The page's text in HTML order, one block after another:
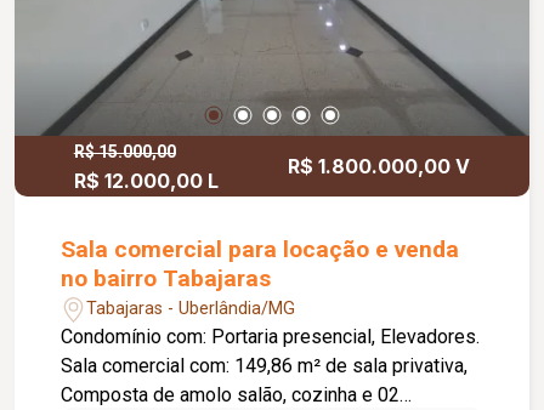
R$ 15.000,00
R$ 12.000,00 L
R$ 1.800.000,00 V
Sala comercial para locação e venda
no bairro Tabajaras
Tabajaras - Uberlândia/MG
Condomínio com: Portaria presencial, Elevadores.
Sala comercial com: 149,86 m² de sala privativa,
Composta de amolo salão, cozinha e 02